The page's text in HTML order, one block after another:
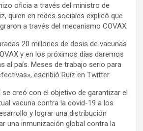
oficia a través del ministro de
quien en redes sociales explicó que
a través del mecanismo COVAX.
20 millones de dosis de vacunas
y en los próximos días daremos
al país. Meses de trabajo serio para
escribió Ruiz en Twitter.
se creó con el objetivo de garantizar el
vacuna contra la covid-19 a los
y lograr una distribución
una inmunización global contra la